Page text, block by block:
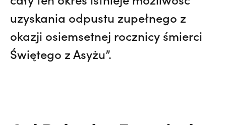
uzyskania odpustu zupełnego z
okazji osiemsetnej rocznicy śmierci
Świętego z Asyżu”.